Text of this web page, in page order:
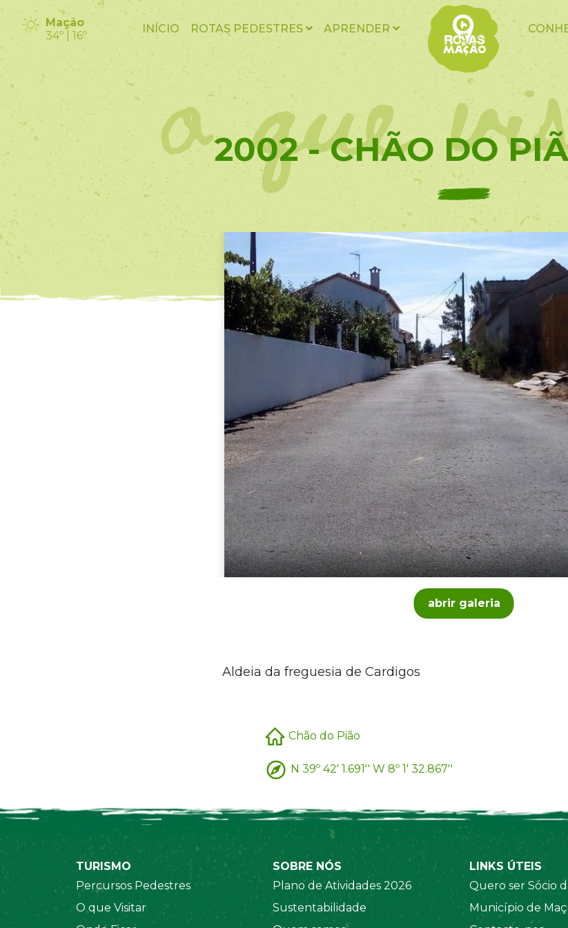
Mação
34º | 16º
INÍCIO ROTAS PEDESTRES APRENDER
o que
2002 - CHÃO DO
abrir galeria
Aldeia da freguesia de Cardigos
Chão do Pião
N 39º 42' 1.691'' W 8º 1' 32.867''
TURISMO
Percursos Pedestres
O que Visitar
SOBRE NÓS
Plano de Atividades 2026
Sustentabilidade
LINKS ÚTEIS
Quero ser Sócio
Município de